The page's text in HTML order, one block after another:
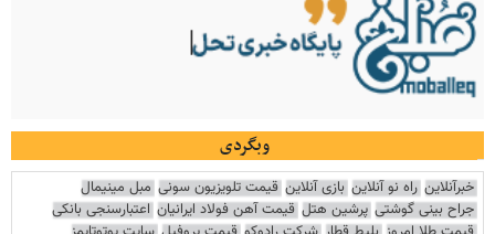
وبگردی
خبرآنلاین راه نو آنلاین بازی آنلاین قیمت تلویزیون سونی مبل مینیمال
جراح بینی گوشتی پرشین هتل قیمت آهن فولاد ایرانیان اعتبارسنجی بانکی